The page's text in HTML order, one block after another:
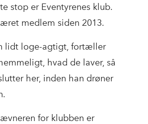
stop er Eventyrenes klub.
medlem siden 2013.
lidt loge-agtigt, fortæller
hvad de laver, så
her, inden han drøner
for klubben er